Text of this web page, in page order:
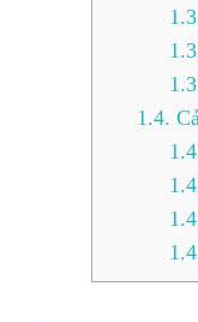
1.4.